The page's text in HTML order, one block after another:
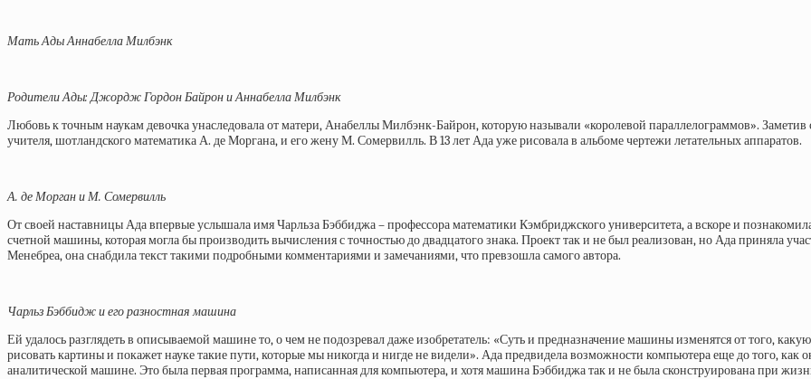
Мать Ады Аннабелла Милбэнк
Родители Ады: Джордж Гордон Байрон и Аннабелла Милбэнк
Любовь к точным наукам девочка унаследовала от матери, Анабеллы Милбэнк-Байрон, которую называли «королевой параллелограммов». Заметив
учителя, шотландского математика А. де Моргана, и его жену М. Сомервилль. В 13 лет Ада уже рисовала в альбоме чертежи летательных аппаратов.
А. де Морган и М. Сомервилль
От своей наставницы Ада впервые услышала имя Чарльза Бэббиджа – профессора математики Кэмбриджского университета, а вскоре и
счетной машины, которая могла бы производить вычисления с точностью до двадцатого знака. Проект так и не был реализован, но Ада приняла
Менебреа, она снабдила текст такими подробными комментариями и замечаниями, что превзошла самого автора.
Чарльз Бэббидж и его разностная машина
Ей удалось разглядеть в описываемой машине то, о чем не подозревал даже изобретатель: «Суть и предназначение машины изменятся от того,
рисовать картины и покажет науке такие пути, которые мы никогда и нигде не видели». Ада предвидела возможности компьютера еще до того,
аналитической машине. Это была первая программа, написанная для компьютера, и хотя машина Бэббиджа так и не была сконструирована при